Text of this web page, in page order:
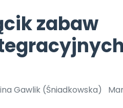
Nowości
Zapowiedzi
Promocje
czerwca 2024 r. uzyskała
Online.
Bliżej Pieska
Pomoc zwierzętom
Książka (dla) Przedszkolaka
TikTok
Zobacz nas na TikToku
zabaw
Gawlik (Śniadkowska)